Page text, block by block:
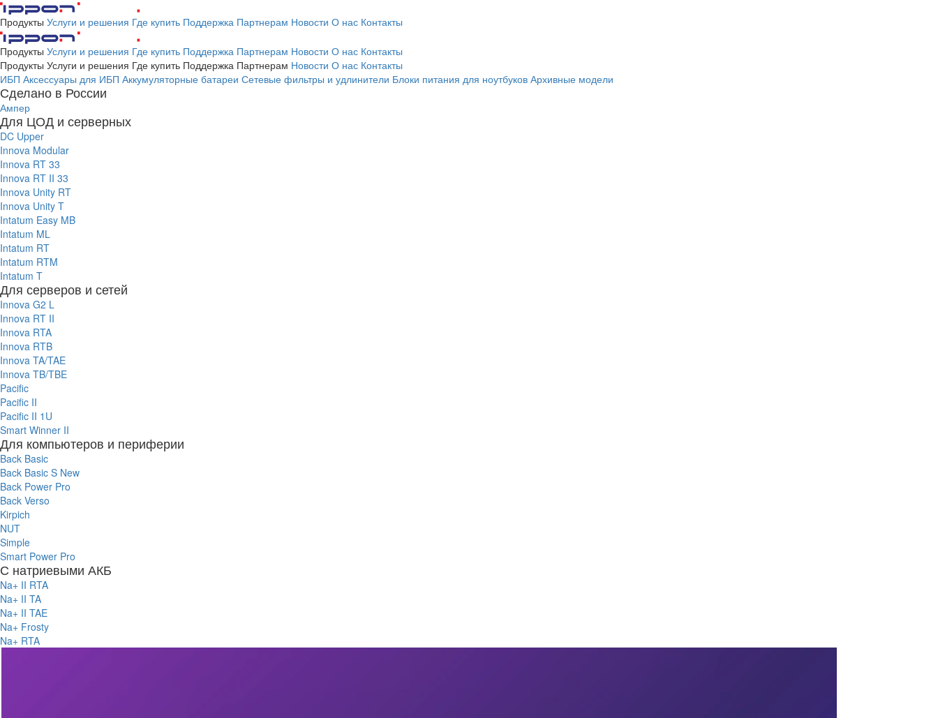
Продукты Услуги и решения Где купить Поддержка Партнерам Новости О нас Контакты
Продукты Услуги и решения Где купить Поддержка Партнерам Новости О нас Контакты
Продукты Услуги и решения Где купить Поддержка Партнерам Новости О нас Контакты
ИБП Аксессуары для ИБП Аккумуляторные батареи Сетевые фильтры и удлинители Блоки питания для ноутбуков Архивные модели
Сделано в России
Ампер
Для ЦОД и серверных
DC Upper
Innova Modular
Innova RT 33
Innova RT II 33
Innova Unity RT
Innova Unity T
Intatum Easy MB
Intatum ML
Intatum RT
Intatum RTM
Intatum T
Для серверов и сетей
Innova G2 L
Innova RT II
Innova RTA
Innova RTB
Innova TA/TAE
Innova TB/TBE
Pacific
Pacific II
Pacific II 1U
Smart Winner II
Для компьютеров и периферии
Back Basic
Back Basic S New
Back Power Pro
Back Verso
Kirpich
NUT
Simple
Smart Power Pro
С натриевыми АКБ
Na+ II RTA
Na+ II TA
Na+ II TAE
Na+ Frosty
Na+ RTA